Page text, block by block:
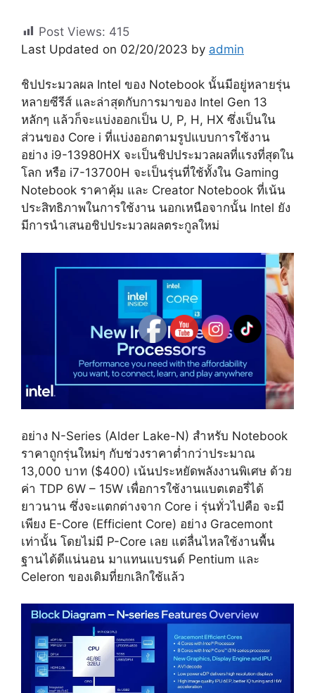
Post Views: 415
Last Updated on 02/20/2023 by admin
ชิปประมวลผล Intel ของ Notebook นั้นมีอยู่หลายรุ่น
หลายซีรีส์ และล่าสุดกับการมาของ Intel Gen 13
หลักๆ แล้วก็จะแบ่งออกเป็น U, P, H, HX ซึ่งเป็นใน
ส่วนของ Core i ที่แบ่งออกตามรูปแบบการใช้งาน
อย่าง i9-13980HX จะเป็นชิปประมวลผลที่แรงที่สุดใน
โลก หรือ i7-13700H จะเป็นรุ่นที่ใช้ทั้งใน Gaming
Notebook ราคาคุ้ม และ Creator Notebook ที่เน้น
ประสิทธิภาพในการใช้งาน นอกเหนือจากนั้น Intel ยัง
มีการนำเสนอชิปประมวลผลตระกูลใหม่
อย่าง N-Series (Alder Lake-N) สำหรับ Notebook
ราคาถูกรุ่นใหม่ๆ กับช่วงราคาต่ำกว่าประมาณ
13,000 บาท ($400) เน้นประหยัดพลังงานพิเศษ ด้วย
ค่า TDP 6W – 15W เพื่อการใช้งานแบตเตอรี่ได้
ยาวนาน ซึ่งจะแตกต่างจาก Core i รุ่นทั่วไปคือ จะมี
เพียง E-Core (Efficient Core) อย่าง Gracemont
เท่านั้น โดยไม่มี P-Core เลย แต่ลื่นไหลใช้งานพื้น
ฐานได้ดีแน่นอน มาแทนแบรนด์ Pentium และ
Celeron ของเดิมที่ยกเลิกใช้แล้ว